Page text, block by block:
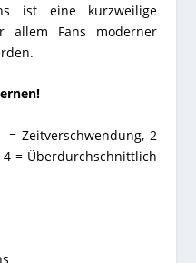
ist eine kurzweilige
allem Fans moderner
= Zeitverschwendung, 2
= Überdurchschnittlich